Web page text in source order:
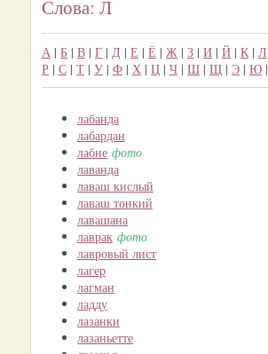
Слова: Л
А | Б | В | Г | Д | Е | Ё | Ж | З | И | Й | К| Л
Р | С | Т | У | Ф | Х | Ц | Ч | Ш | Щ | Э | Ю |
лабанда
лабардан
лабне фото
лаванда
лаваш кислый
лаваш тонкий
лавашана
лаврак фото
лавровый лист
лагер
лагман
ладду
лазанки
лазаньетте